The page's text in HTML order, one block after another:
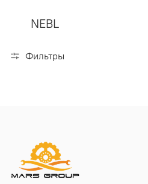
NEBL
Фильтры